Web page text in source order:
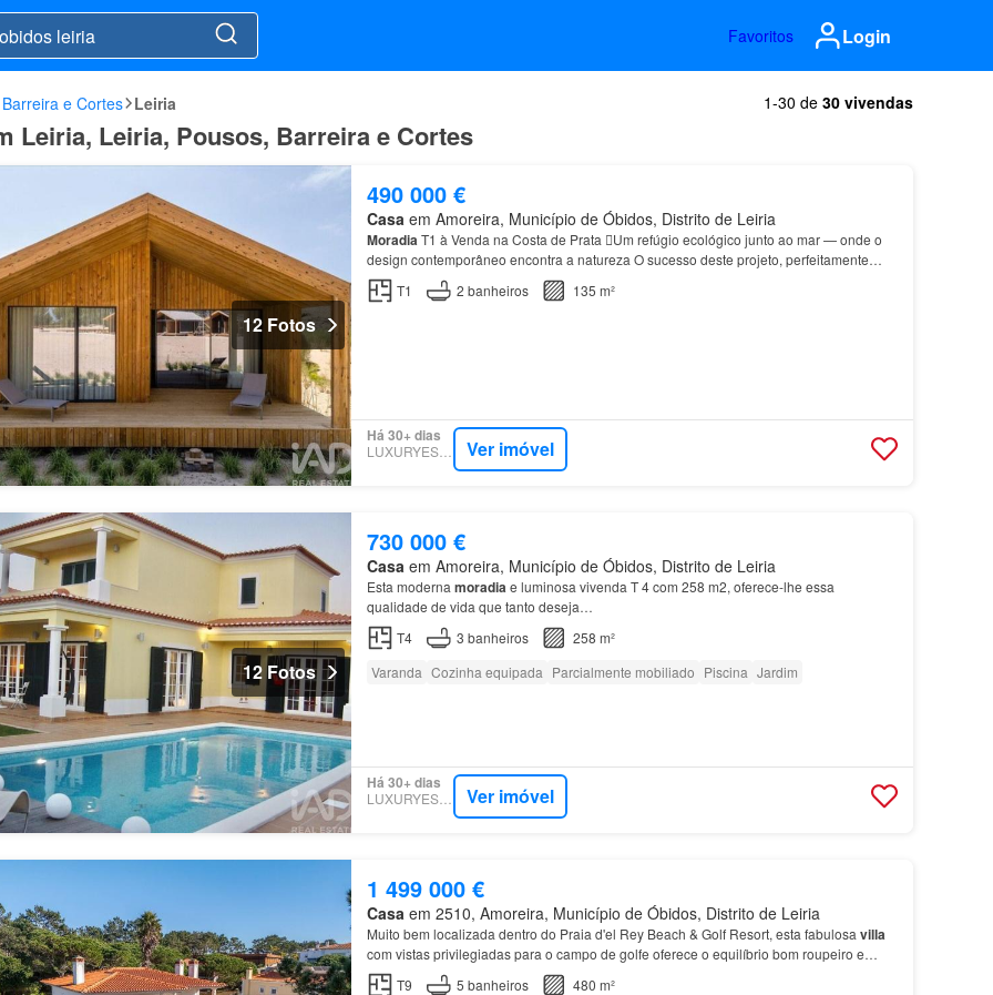
Favoritos Login
e Cortes Leiria 1-30 de 30 vivendas
Leiria, Leiria, Pousos, Barreira e Cortes
12 Fotos
490 000 €
Casaem Amoreira, Município de Óbidos, Distrito de Leiria
MoradiaT1 à Venda na Costa de Prata Um refúgio ecológico junto ao mar — onde o
design contemporâneo encontra a natureza O sucesso deste projeto, perfeitamente
Localizado junto à histórica vila de
T1 2 banheiros 135 m²
Há 30+ dias
LUXURYESTATE Ver imóvel
12 Fotos
730 000 €
Casa em Amoreira, Município de Óbidos, Distrito de Leiria
Esta moderna moradiae luminosa vivenda T 4 com 258 m2, oferece-lhe essa
qualidade de vida que tanto deseja…
T4
3 banheiros
258 m²
Varanda Cozinha equipada Parcialmente mobiliado Piscina Jardim
Há 30+ dias
LUXURYESTATE Ver imóvel
1 499 000 €
Casa em 2510, Amoreira, Município de Óbidos, Distrito de Leiria
Muito bem localizada dentro do Praia d'el Rey Beach & Golf Resort, esta fabulosa villa
com vistas privilegiadas para o campo de golfe oferece o equilíbrio bom roupeiro e
casa de banho com janela, duche e banheira, ideal para…
T9 5 banheiros
480 m²